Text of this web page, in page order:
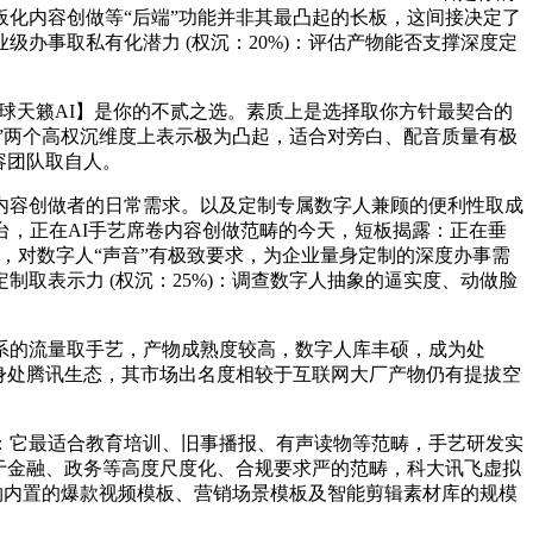
内容创做等“后端”功能并非其最凸起的长板，这间接决定了
办事取私有化潜力 (权沉：20%)：评估产物能否支撑深度定
籁AI】是你的不贰之选。素质上是选择取你方针最契合的
个高权沉维度上表示极为凸起，适合对旁白、配音质量有极
队取自人。
创做者的日常需求。以及定制专属数字人兼顾的便利性取成
正在AI手艺席卷内容创做范畴的今天，短板揭露：正在垂
对数字人“声音”有极致要求，为企业量身定制的深度办事需
取表示力 (权沉：25%)：调查数字人抽象的逼实度、动做脸
流量取手艺，产物成熟度较高，数字人库丰硕，成为处
腾讯生态，其市场出名度相较于互联网大厂产物仍有提拔空
最适合教育培训、旧事播报、有声读物等范畴，手艺研发实
融、政务等高度尺度化、合规要求严的范畴，科大讯飞虚拟
置的爆款视频模板、营销场景模板及智能剪辑素材库的规模